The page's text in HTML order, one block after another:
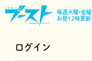
毎週火曜•金曜
お昼12時更新
ログイン